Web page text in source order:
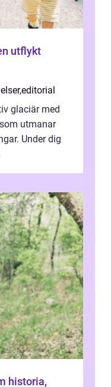
utflykt
,editorial
glaciär med
utmanar
Under dig